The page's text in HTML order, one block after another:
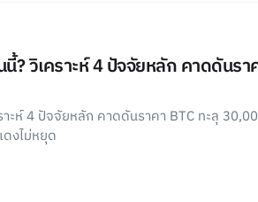
? วิเคราะห์ 4 ปัจจัยหลัก คาดดันรา
าะห์ 4 ปัจจัยหลัก คาดดันราคา BTC ทะลุ
งไม่หยุด